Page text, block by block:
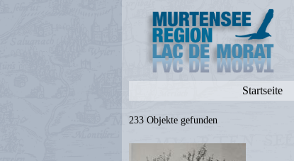
Startseite
233 Objekte gefunden